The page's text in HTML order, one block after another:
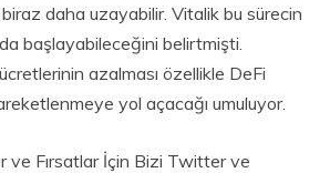
daha uzayabilir. Vitalik bu sürecin
başlayabileceğini belirtmişti.
azalması özellikle DeFi
yol açacağı umuluyor.
ve Fırsatlar İçin Bizi Twitter ve